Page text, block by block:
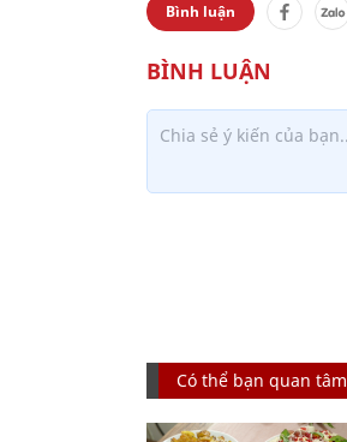
Bình luận
Có thể bạn quan tâm